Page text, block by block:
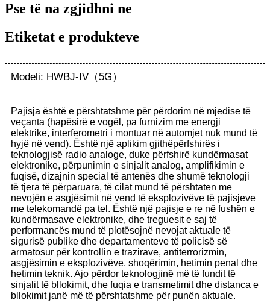
Pse të na zgjidhni ne
Etiketat e produkteve
Modeli: HWBJ-IV（5G）
Pajisja është e përshtatshme për përdorim në mjedise të
veçanta (hapësirë ​​e vogël, pa furnizim me energji
elektrike, interferometri i montuar në automjet nuk mund të
hyjë në vend). Është një aplikim gjithëpërfshirës i
teknologjisë radio analoge, duke përfshirë kundërmasat
elektronike, përpunimin e sinjalit analog, amplifikimin e
fuqisë, dizajnin special të antenës dhe shumë teknologji
të tjera të përparuara, të cilat mund të përshtaten me
nevojën e asgjësimit në vend të eksplozivëve të pajisjeve
me telekomandë pa tel. Është një pajisje e re në fushën e
kundërmasave elektronike, dhe treguesit e saj të
performancës mund të plotësojnë nevojat aktuale të
sigurisë publike dhe departamenteve të policisë së
armatosur për kontrollin e trazirave, antiterrorizmin,
asgjësimin e eksplozivëve, shoqërimin, hetimin penal dhe
hetimin teknik. Ajo përdor teknologjinë më të fundit të
sinjalit të bllokimit, dhe fuqia e transmetimit dhe distanca e
bllokimit janë më të përshtatshme për punën aktuale.